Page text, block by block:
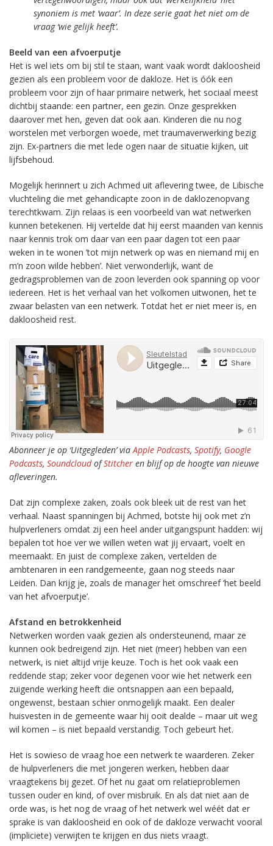
synoniem is met ‘waar’. In deze serie gaat het niet om de
vraag ‘wie gelijk heeft’.
Beeld van een afvoerputje
Het is wel iets om bij stil te staan, want vaak wordt dakloosheid
gezien als een probleem voor de dakloze. Het is óók een
probleem voor zijn of haar primaire netwerk, het sociaal meest
dichtbij staande: een partner, een gezin. Onze gesprekken
daarover met hen, geven dat ook aan. Kinderen die nu nog
worstelen met verborgen woede, met traumaverwerking bezig
zijn. Ex-partners die met lede ogen naar de situatie kijken, uit
lijfsbehoud.
Mogelijk herinnert u zich Achmed uit aflevering twee, de Libische
vluchteling die met gehandicapte zoon in de daklozenopvang
terechtkwam. Zijn relaas is een voorbeeld van wat netwerken
kunnen betekenen. Hij vertelde dat hij eerst maanden van kennis
naar kennis trok om daar van een paar dagen tot een paar
weken in te wonen ’tot mijn netwerk op was en niemand mij en
m’n zoon wilde hebben’. Niet verwonderlijk, want de
gedragsproblemen van de zoon leverden ook spanning op voor
iedereen. Het is het verhaal van het volkomen uitwonen, het te
zwaar belasten van een netwerk. Totdat het er niet meer is, en
dakloosheid rest.
Abonneer je op ‘Uitgegleden’ viaApple Podcasts, Spotify, Google
Podcasts, SoundcloudofStitcher en blijf op de hoogte van nieuwe
afleveringen.
Dat zijn complexe zaken, zoals ook bleek uit de rest van het
verhaal. Naast spanningen bij Achmed, botste hij ook met z’n
hulpverleners omdat zij een heel ander uitgangspunt hadden: wij
bepalen tot hoe ver we willen weten wat jij ervaart, voelt en
meemaakt. En juist de complexe zaken, vertelden de
ambtenaren in een randgemeente, gaan nog steeds naar
Leiden. Dan krijg je, zoals de manager het omschreef ‘het beeld
van het afvoerputje’.
Afstand en betrokkenheid
Netwerken worden vaak gezien als ondersteunend, maar ze
kunnen ook bedreigend zijn. Het niet (meer) hebben van een
netwerk, is niet altijd vrije keuze. Toch is het ook vaak een
reddende stap; zeker voor degenen voor wie het netwerk een
zuigende werking heeft die ontsnappen aan een bepaald,
ongewenst, bestaan schier onmogelijk maakt. Een dealer
huisvesten in de gemeente waar hij ooit dealde – maar uit weg
wil komen – is niet bepaald verstandig. Toch gebeurt het.
Het is sowieso de vraag hoe een netwerk te waarderen. Zeker
de hulpverleners die met jongeren werken, hebben daar
vraagtekens bij gezet. Of het nu gaat om relatieproblemen
tussen ouder en kind, of over misbruik. En als dat niet aan de
orde was, is het nog de vraag of het netwerk wel wéét dat er
sprake is van dakloosheid en ook of de dakloze verwacht vooral
(impliciete) verwijten te krijgen en dus niets vraagt.